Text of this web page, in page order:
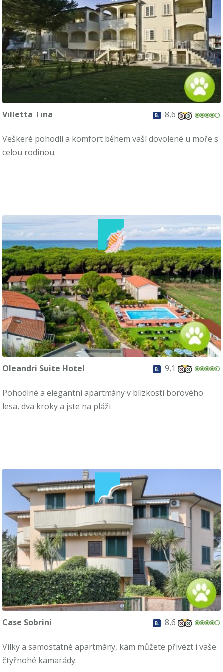
Villetta Tina 8,6
Veškeré pohodlí a komfort během vaší dovolené u moře s
celou rodinou.
Oleandri Suite Hotel 9,1
Pohodlné a elegantní apartmány v blízkosti borového
lesa, dva kroky a jste na pláži.
Case Sobrini 8,6
Vilky a samostatné apartmány, kam můžete přivézt i vaše
čtyřnohé kamarády.